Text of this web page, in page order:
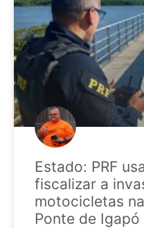
Estado: PRF
fiscalizar a
motocicletas
Ponte de Igapó